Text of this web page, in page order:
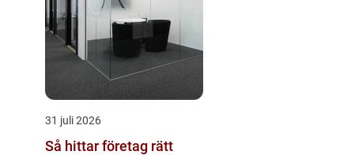
31 juli 2026
Så hittar företag rätt